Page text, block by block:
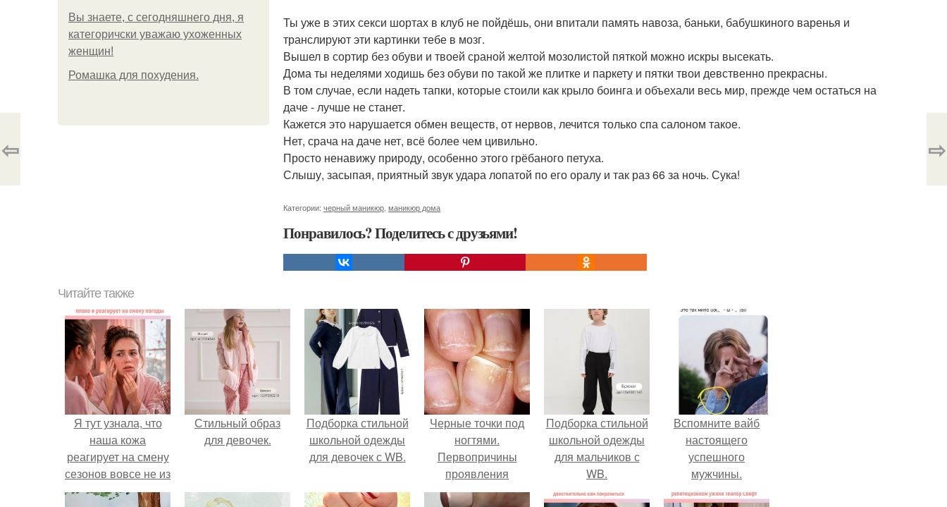
Вы знаете, с сегодняшнего дня, я
категоричски уважаю ухоженных
женщин!
Ромашка для похудения.
Ты уже в этих секси шортах в клуб не пойдёшь, они впитали память навоза, баньки, бабушкиного варенья и
транслируют эти картинки тебе в мозг.
Вышел в сортир без обуви и твоей сраной желтой мозолистой пяткой можно искры высекать.
Дома ты неделями ходишь без обуви по такой же плитке и паркету и пятки твои девственно прекрасны.
В том случае, если надеть тапки, которые стоили как крыло боинга и объехали весь мир, прежде чем остаться на
даче - лучше не станет.
Кажется это нарушается обмен веществ, от нервов, лечится только спа салоном такое.
Нет, срача на даче нет, всё более чем цивильно.
Просто ненавижу природу, особенно этого грёбаного петуха.
Слышу, засыпая, приятный звук удара лопатой по его оралу и так раз 66 за ночь. Сука!
Категории: черный маникюр маникюр дома
Понравилось? Поделитесь с друзьями!
⇦ ⇨
Читайте также
Я тут узнала, что
наша кожа
реагирует на смену
сезонов вовсе не из
капризов.
Стильный образ
для девочек.
Подборка стильной
школьной одежды
для девочек с WB.
Черные точки под
ногтями.
Первопричины
проявления
Подборка стильной
школьной одежды
для мальчиков с
WB.
Вспомните вайб
настоящего
успешного
мужчины.